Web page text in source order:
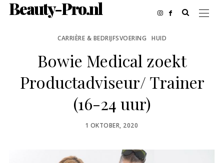
Beauty-Pro.nl
CARRIÈRE & BEDRIJFSVOERING HUID
Bowie Medical zoekt
Productadviseur/ Trainer
(16-24 uur)
POSTED
1 OKTOBER, 2020